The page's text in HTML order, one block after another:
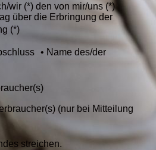
wir (*) den von mir/uns (*)
über die Erbringung der
(*)
• Name des/der
(nur bei Mitteilung
streichen.